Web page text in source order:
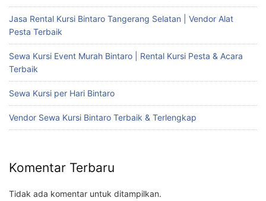
Jasa Rental Kursi Bintaro Tangerang Selatan | Vendor Alat
Pesta Terbaik
Sewa Kursi Event Murah Bintaro | Rental Kursi Pesta & Acara
Terbaik
Sewa Kursi per Hari Bintaro
Vendor Sewa Kursi Bintaro Terbaik & Terlengkap
Komentar Terbaru
Tidak ada komentar untuk ditampilkan.